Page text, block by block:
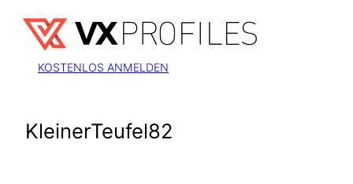
Inhalt
springen
KOSTENLOS ANMELDEN
KleinerTeufel82